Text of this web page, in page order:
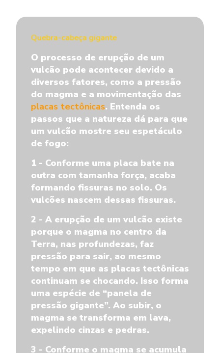
Quebra-cabeça gigante
O processo de erupção de um
vulcão pode acontecer devido a
diversos fatores, como a pressão
do magma e a movimentação das
placas tectônicas. Entenda os
passos que a natureza dá para que
um vulcão mostre seu espetáculo
de fogo:
1 - Conforme uma placa bate na
outra com tamanha força, acaba
formando fissuras no solo. Os
vulcões nascem dessas fissuras.
2 - A erupção de um vulcão existe
porque o magma no centro da
Terra, nas profundezas, faz
pressão para sair, ao mesmo
tempo em que as placas tectônicas
continuam se chocando. Isso forma
uma espécie de “panela de
pressão gigante”. Ao subir, o
magma se transforma em lava,
expelindo cinzas e pedras.
3 - Conforme o magma se acumula